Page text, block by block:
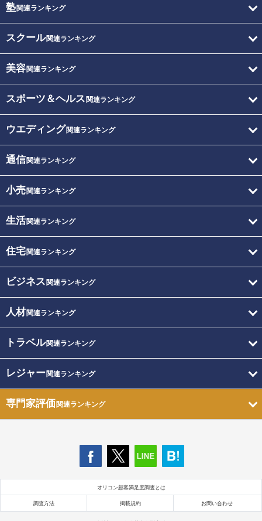
塾関連ランキング
スクール関連ランキング
美容関連ランキング
スポーツ＆ヘルス 関連ランキング
ウエディング関連ランキング
通信関連ランキング
小売関連ランキング
生活関連ランキング
住宅関連ランキング
ビジネス 関連ランキング
人材関連ランキング
トラベル関連ランキング
レジャー関連ランキング
専門家評価関連ランキング
オリコン顧客満足度調査とは
調査方法 掲載規約 お問い合わせ